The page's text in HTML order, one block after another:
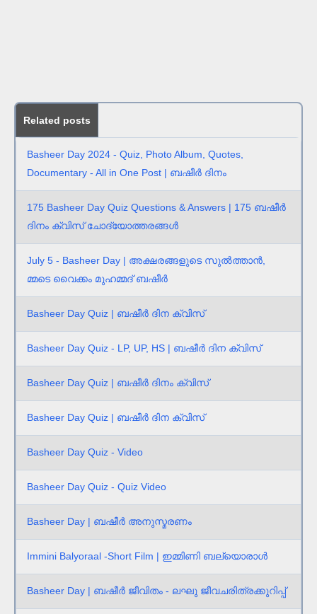
Related posts
Basheer Day 2024 - Quiz, Photo Album, Quotes,
Documentary - All in One Post | ബഷീർ ദിനം
175 Basheer Day Quiz Questions & Answers | 175 ബഷീർ
ദിനം ക്വിസ് ചോദ്യോത്തരങ്ങൾ
July 5 - Basheer Day | അക്ഷരങ്ങളുടെ സുൽത്താൻ,
മ്മടെ വൈക്കം മുഹമ്മദ്‌ ബഷീർ
Basheer Day Quiz | ബഷീര്‍ ദിന ക്വിസ്
Basheer Day Quiz - LP, UP, HS | ബഷീര്‍ ദിന ക്വിസ്
Basheer Day Quiz | ബഷീർ ദിനം ക്വിസ്
Basheer Day Quiz | ബഷീര്‍ ദിന ക്വിസ്
Basheer Day Quiz - Video
Basheer Day Quiz - Quiz Video
Basheer Day | ബഷീർ അനുസ്മരണം
Immini Balyoraal -Short Film | ഇമ്മിണി ബല്യൊരാള്‍
Basheer Day | ബഷീർ ജീവിതം - ലഘു ജീവചരിത്രക്കുറിപ്പ്